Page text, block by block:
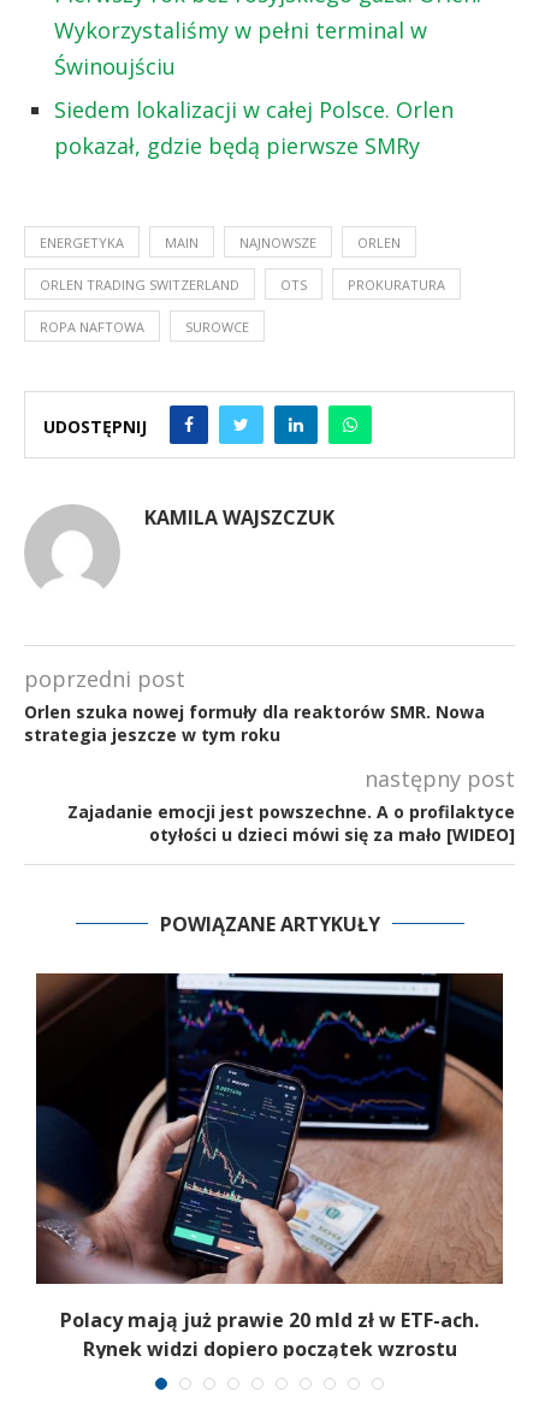
Wykorzystaliśmy w pełni terminal w
Świnoujściu
Siedem lokalizacji w całej Polsce. Orlen
pokazał, gdzie będą pierwsze SMRy
ENERGETYKA MAIN NAJNOWSZE ORLEN
ORLEN TRADING SWITZERLAND OTS PROKURATURA
ROPA NAFTOWA SUROWCE
UDOSTĘPNIJ
KAMILA WAJSZCZUK
poprzedni post
Orlen szuka nowej formuły dla reaktorów SMR. Nowa
strategia jeszcze w tym roku
następny post
Zajadanie emocji jest powszechne. A o profilaktyce
otyłości u dzieci mówi się za mało [WIDEO]
POWIĄZANE ARTYKUŁY
Polacy mają już prawie 20 mld zł w ETF-ach.
Rynek widzi dopiero początek wzrostu